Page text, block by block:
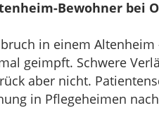
Bewohner bei
in einem Altenheim
geimpft. Schwere
aber nicht.
in Pflegeheimen